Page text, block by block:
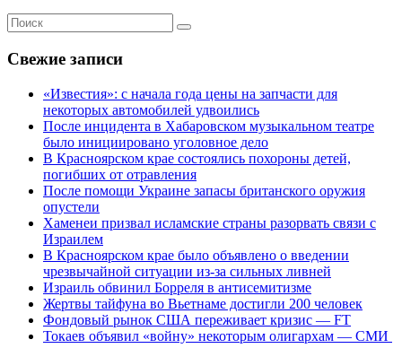
Свежие записи
«Известия»: с начала года цены на запчасти для
некоторых автомобилей удвоились
После инцидента в Хабаровском музыкальном театре
было инициировано уголовное дело
В Красноярском крае состоялись похороны детей,
погибших от отравления
После помощи Украине запасы британского оружия
опустели
Хаменеи призвал исламские страны разорвать связи с
Израилем
В Красноярском крае было объявлено о введении
чрезвычайной ситуации из-за сильных ливней
Израиль обвинил Борреля в антисемитизме
Жертвы тайфуна во Вьетнаме достигли 200 человек
Фондовый рынок США переживает кризис — FT
Токаев объявил «войну» некоторым олигархам — СМИ